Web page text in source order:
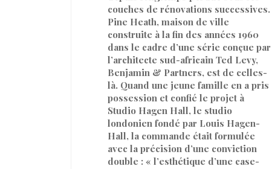
couches de rénovations successives.
Pine Heath, maison de ville
construite à la fin des années 1960
dans le cadre d’une série conçue par
l’architecte sud-africain Ted Levy,
Benjamin & Partners, est de celles-
là. Quand une jeune famille en a pris
possession et confié le projet à
Studio Hagen Hall, le studio
londonien fondé par Louis Hagen-
Hall, la commande était formulée
avec la précision d’une conviction
double : « l’esthétique d’une case-